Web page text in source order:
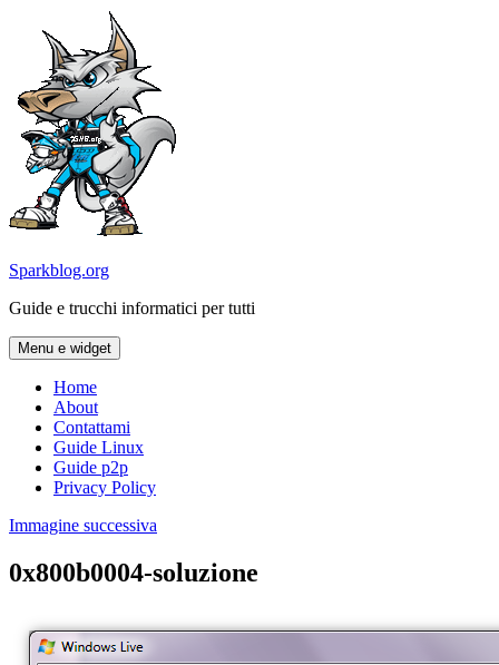
contenuto
Sparkblog.org
Guide e trucchi informatici per tutti
Menu e widget
Home
About
Contattami
Guide Linux
Guide p2p
Privacy Policy
Immagine successiva
0x800b0004-soluzione